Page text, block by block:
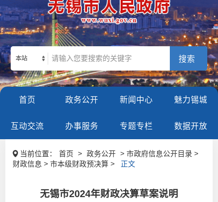
本站
首页 政务公开 新闻中心 魅力锡城
互动交流 办事服务 专题专栏 数据开放
当前位置： 首页 > 政务公开
> 市政府信息公开目录 >
财政信息 > 市本级财政预决算 >
正文
无锡市2024年财政决算草案说明